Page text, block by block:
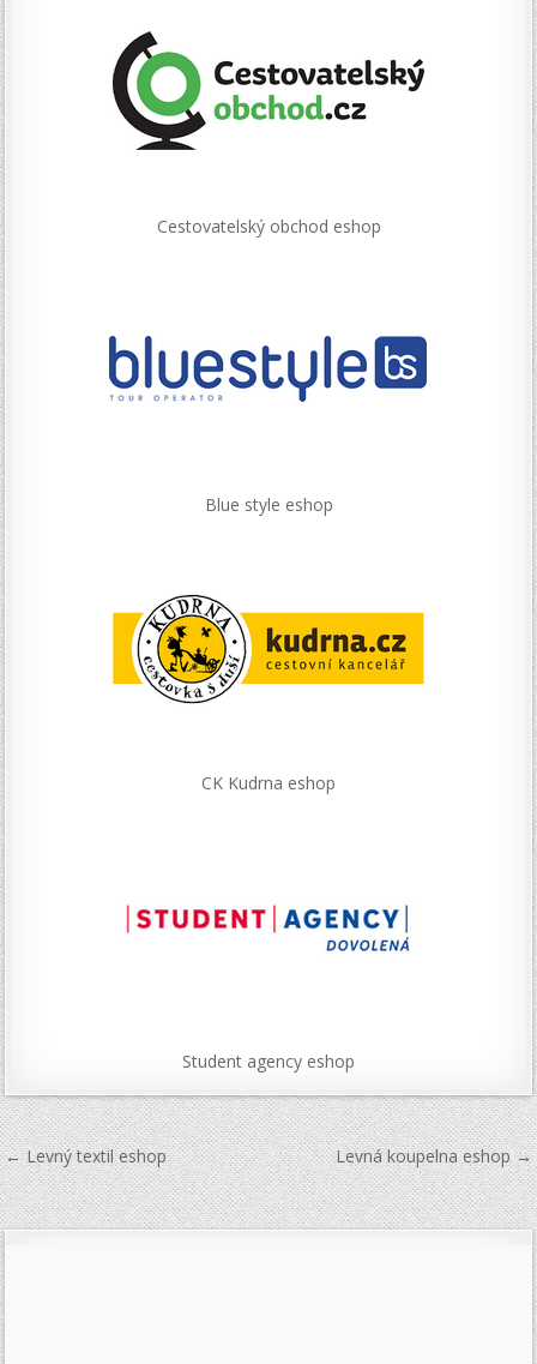
Cestovatelský obchod eshop
Blue style eshop
CK Kudrna eshop
Student agency eshop
Navigace
pro
příspěvek
← Levný textil eshop Levná koupelna eshop →